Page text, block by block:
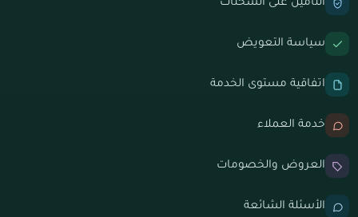
التأمين على الشحنات
سياسة التعويض
اتفاقية مستوى الخدمة
خدمة العملاء
العروض والخصومات
الأسئلة الشائعة